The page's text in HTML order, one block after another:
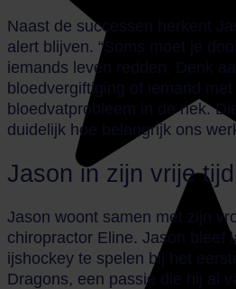
Naast de successen herkent
alert blijven. “Soms moet je
iemands leven redden. Denk
bloedvergiftiging of iemand met
bloedvatprobleem in de nek.
duidelijk hoe belangrijk ons
Jason in zijn vrije tijd
Jason woont samen met zijn
chiropractor Eline. Jason bleef
ijshockey te spelen bij het
Dragons, een passie die hij al